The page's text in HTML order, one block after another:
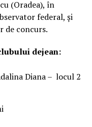
(Oradea), în
federal, și
de concurs.
dejean:
Diana – locul 2